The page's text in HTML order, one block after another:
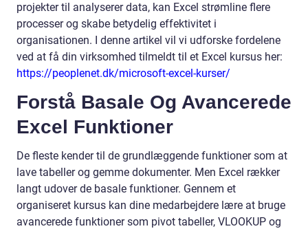
projekter til analyserer data, kan Excel strømline flere
processer og skabe betydelig effektivitet i
organisationen. I denne artikel vil vi udforske fordelene
ved at få din virksomhed tilmeldt til et Excel kursus her:
https://peoplenet.dk/microsoft-excel-kurser/
Forstå Basale Og Avancerede
Excel Funktioner
De fleste kender til de grundlæggende funktioner som at
lave tabeller og gemme dokumenter. Men Excel rækker
langt udover de basale funktioner. Gennem et
organiseret kursus kan dine medarbejdere lære at bruge
avancerede funktioner som pivot tabeller, VLOOKUP og